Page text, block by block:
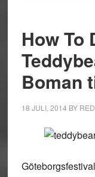
How To
Boman
18 JULI, 2014 BY